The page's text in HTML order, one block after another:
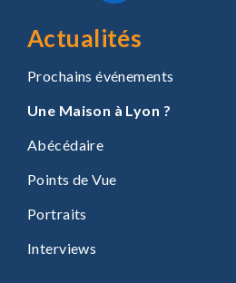
Actualités
Prochains événements
Une Maison à Lyon ?
Abécédaire
Points de Vue
Portraits
Interviews